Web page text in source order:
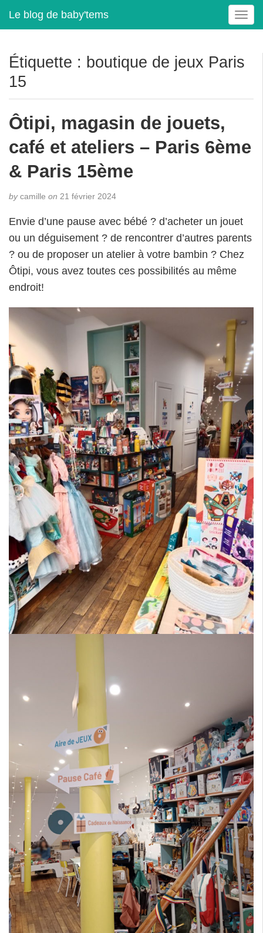
Le blog de baby'tems
T
o
l
g
Étiquette : boutique de jeux Paris
15
Ôtipi, magasin de jouets,
café et ateliers – Paris 6ème
& Paris 15ème
bycamille on 21 février 2024
Envie d’une pause avec bébé ? d’acheter un jouet
ou un déguisement ? de rencontrer d’autres parents
? ou de proposer un atelier à votre bambin ? Chez
Ôtipi, vous avez toutes ces possibilités au même
endroit!